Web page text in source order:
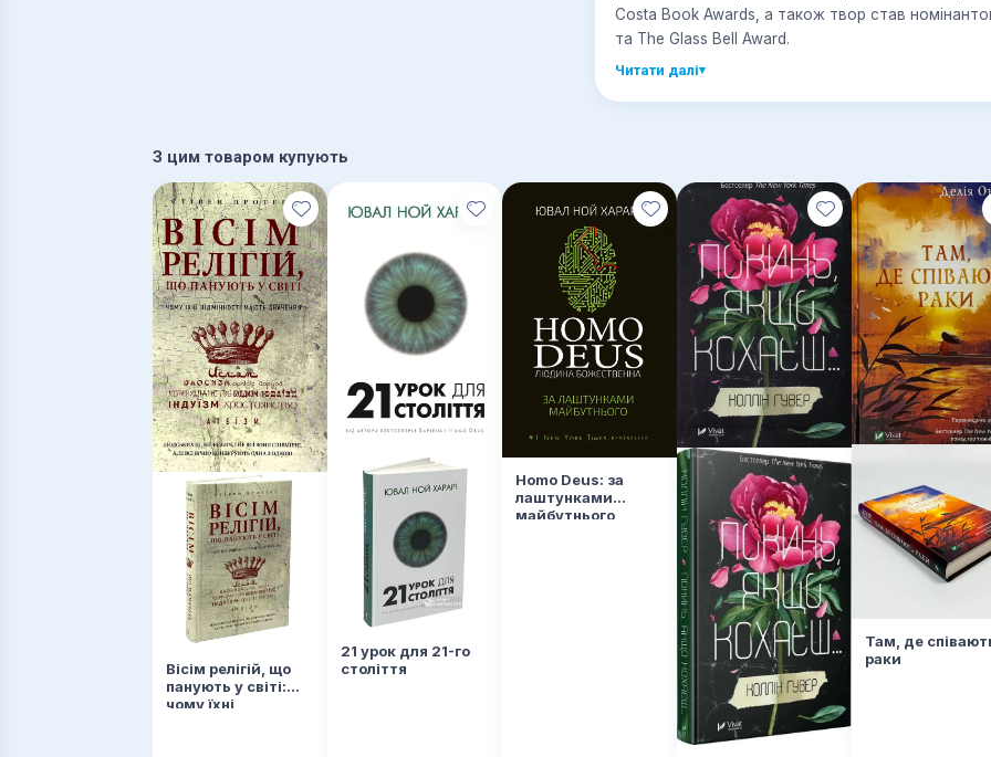
Costa Book Awards, а також твор став
та The Glass Bell Award.
Читати далі▾
З цим товаром купують
Вісім релігій, що
панують у світі:
чому їхні
21 урок для 21-го
століття
Homo Deus: за
лаштунками
майбутнього
Там, де
раки